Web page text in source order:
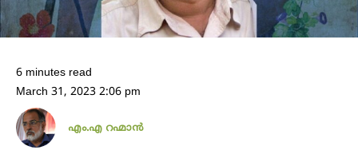
6 minutes read
March 31, 2023 2:06 pm
എം.എ റഹ്മാൻ